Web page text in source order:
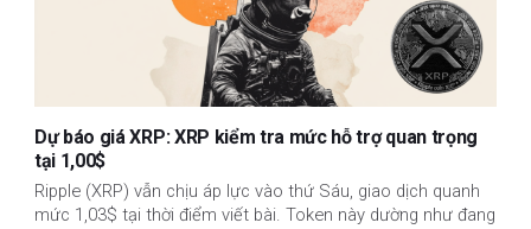
Dự báo giá XRP: XRP kiểm tra mức hỗ trợ quan trọng
tại 1,00$
Ripple (XRP) vẫn chịu áp lực vào thứ Sáu, giao dịch quanh
mức 1,03$ tại thời điểm viết bài. Token này dường như đang